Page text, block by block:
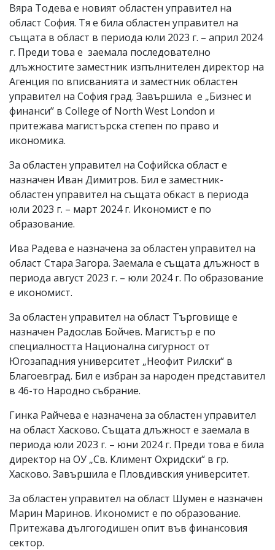
Вяра Тодева е новият областен управител на
област София. Тя е била областен управител на
същата в област в периода юли 2023 г. – април 2024
г. Преди това е заемала последователно
длъжностите заместник изпълнителен директор на
Агенция по вписванията и заместник областен
управител на София град. Завършила е „Бизнес и
финанси’’ в College of North West London и
притежава магистърска степен по право и
икономика.
За областен управител на Софийска област е
назначен Иван Димитров. Бил е заместник-
областен управител на същата обкаст в периода
юли 2023 г. – март 2024 г. Икономист е по
образование.
Ива Радева е назначена за областен управител на
област Стара Загора. Заемала е същата длъжност в
периода август 2023 г. – юли 2024 г. По образование
е икономист.
За областен управител на област Търговище е
назначен Радослав Бойчев. Магистър е по
специалността Национална сигурност от
Югозападния университет „Неофит Рилски“ в
Благоевград. Бил е избран за народен представител
в 46-то Народно събрание.
Гинка Райчева е назначена за областен управител
на област Хасково. Същата длъжност е заемала в
периода юли 2023 г. – юни 2024 г. Преди това е била
директор на ОУ „Св. Климент Охридски“ в гр.
Хасково. Завършила е Пловдивския университет.
За областен управител на област Шумен е назначен
Марин Маринов. Икономист е по образование.
Притежава дългогодишен опит във финансовия
сектор.